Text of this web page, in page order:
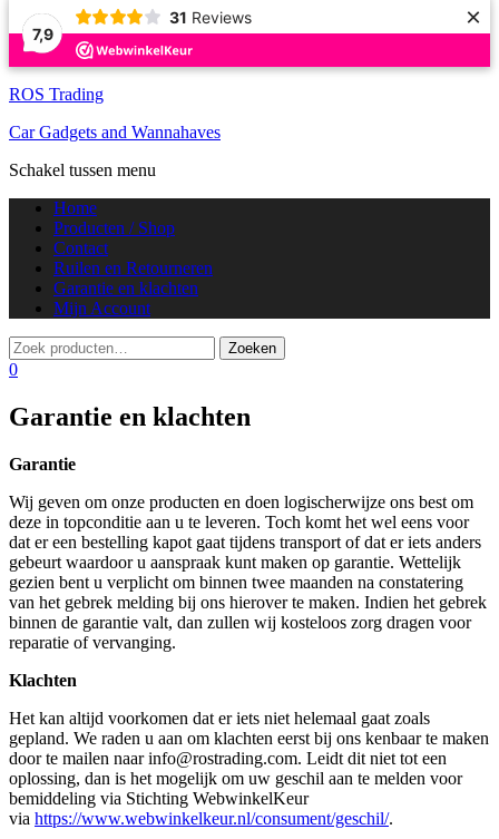
7,9
31 Reviews ×
ROS Trading
Car Gadgets and Wannahaves
Schakel tussen menu
Home
Producten / Shop
Contact
Ruilen en Retourneren
Garantie en klachten
Mijn Account
0
Garantie en klachten
Garantie
Wij geven om onze producten en doen logischerwijze ons best om
deze in topconditie aan u te leveren. Toch komt het wel eens voor
dat er een bestelling kapot gaat tijdens transport of dat er iets anders
gebeurt waardoor u aanspraak kunt maken op garantie. Wettelijk
gezien bent u verplicht om binnen twee maanden na constatering
van het gebrek melding bij ons hierover te maken. Indien het gebrek
binnen de garantie valt, dan zullen wij kosteloos zorg dragen voor
reparatie of vervanging.
Klachten
Het kan altijd voorkomen dat er iets niet helemaal gaat zoals
gepland. We raden u aan om klachten eerst bij ons kenbaar te maken
door te mailen naar info@rostrading.com. Leidt dit niet tot een
oplossing, dan is het mogelijk om uw geschil aan te melden voor
bemiddeling via Stichting WebwinkelKeur
via https://www.webwinkelkeur.nl/consument/geschil/.